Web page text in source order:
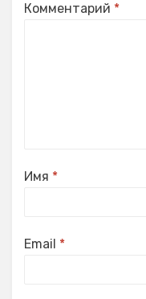
Комментарий *
Имя *
Email *